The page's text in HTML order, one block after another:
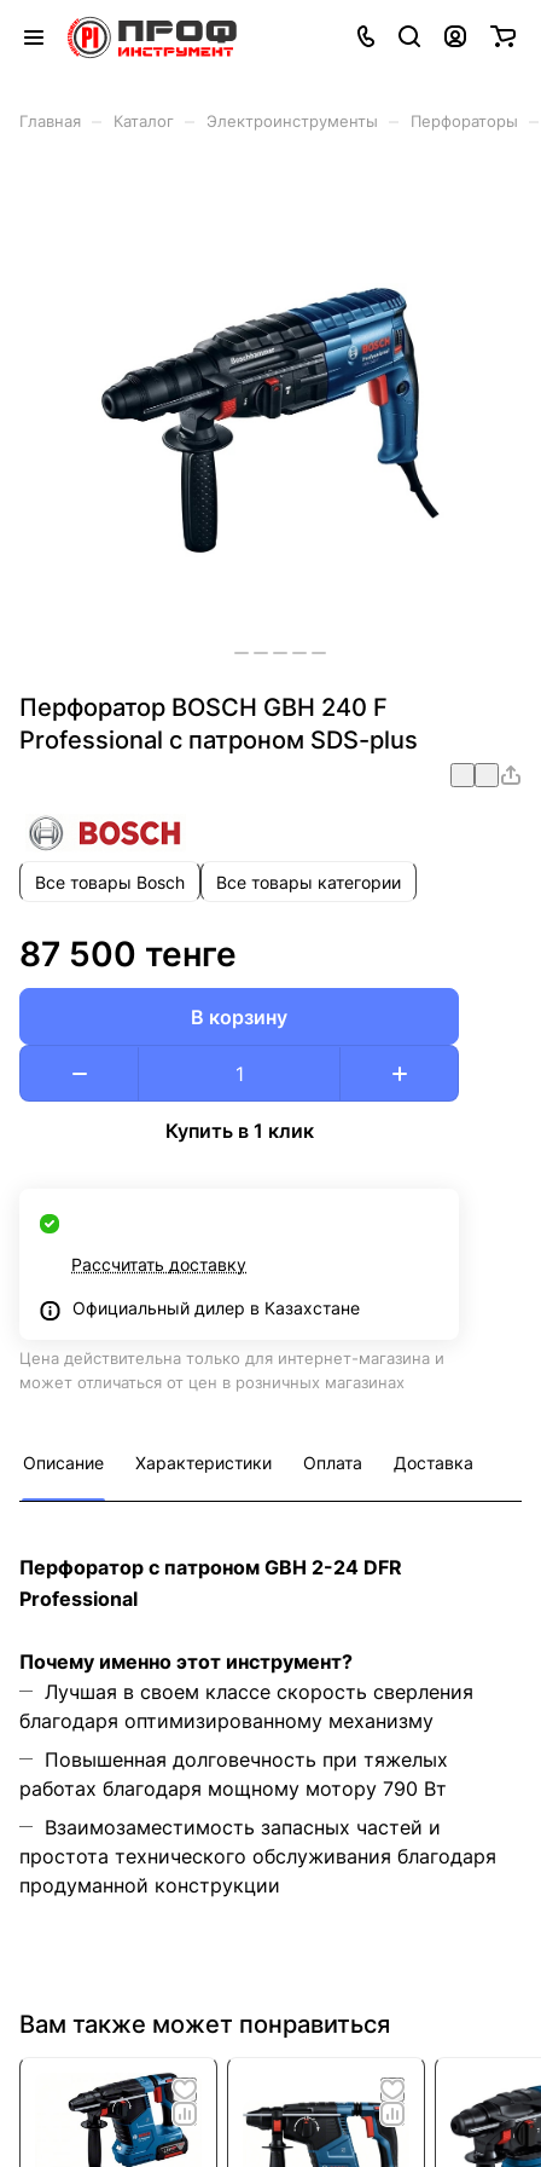
Главная Каталог Электроинструменты Перфораторы
Перфоратор BOSCH GBH 240 F
Professional с патроном SDS-plus
Все товары Bosch Все товары категории
87 500 тенге
В корзину
Купить в 1 клик
Рассчитать доставку
Официальный дилер в Казахстане
Цена действительна только для интернет-магазина и
может отличаться от цен в розничных магазинах
Описание Характеристики Оплата Доставка
Перфоратор с патроном GBH 2-24 DFR
Professional
Почему именно этот инструмент?
Лучшая в своем классе скорость сверления
благодаря оптимизированному механизму
Повышенная долговечность при тяжелых
работах благодаря мощному мотору 790 Вт
Взаимозаместимость запасных частей и
простота технического обслуживания благодаря
продуманной конструкции
Вам также может понравиться